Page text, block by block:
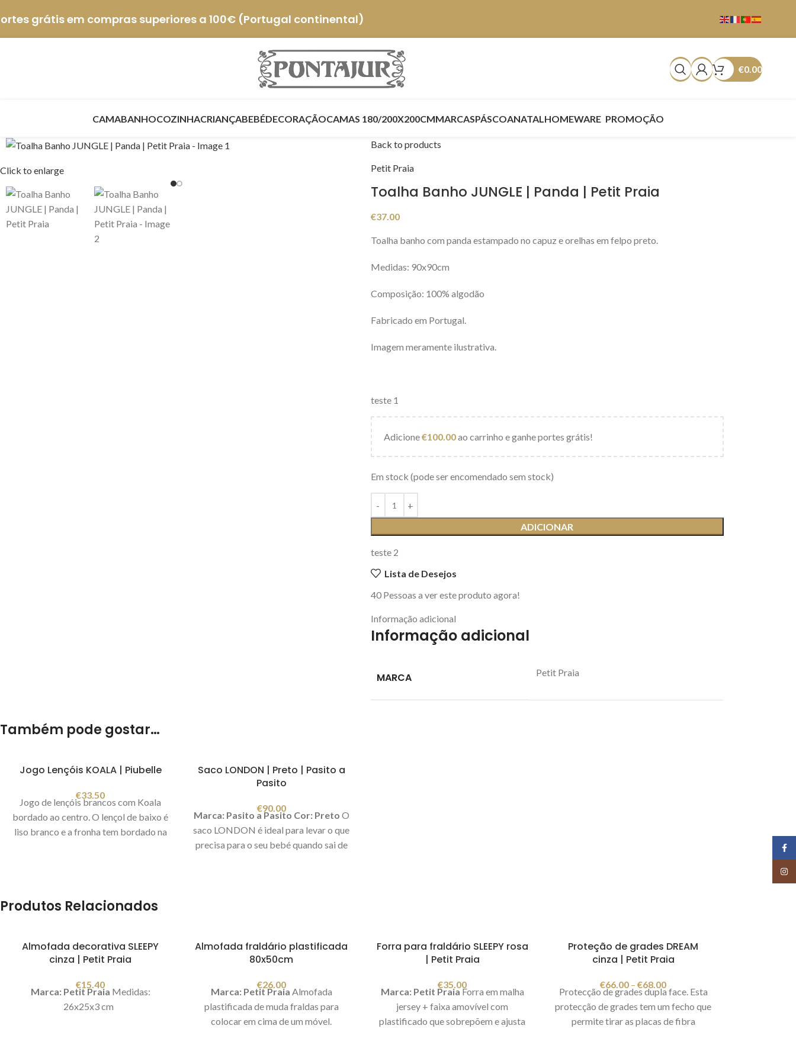
grátis em compras superiores a 100€ (Portugal continental)
€0.00
CAMABANHOCOZINHACRIANÇABEBÉDECORAÇÃOCAMAS 180/200X200CMMARCASPÁSCOANATAL HOMEWARE PROMOÇÃO
Click to enlarge
Back to products
Petit Praia
Toalha Banho JUNGLE | Panda | Petit Praia
€37.00
Toalha banho com panda estampado no capuz e orelhas em felpo preto.
Medidas: 90x90cm
Composição: 100% algodão
Fabricado em Portugal.
Imagem meramente ilustrativa.
teste 1
Adicione€100.00ao carrinho e ganhe portes grátis!
Em stock (pode ser encomendado sem stock)
ADICIONAR
teste 2
Lista de Desejos
40 Pessoas a ver este produto agora!
Informação adicional
Informação adicional
MARCA Petit Praia
Também pode gostar…
Jogo Lençóis KOALA | Piubelle
€33.50
Jogo de lençóis brancos com Koala
bordado ao centro. O lençol de baixo é
liso branco e a fronha tem bordado na
1 Lençol de cima 110x175cm
A segurança da nossa roupa de cama é
assegurada pelo certificado Oeko-
Tex®, garantido que os nossos
produtos são seguros para a saúde das
suas crianças, não apresentando
Saco LONDON | Preto | Pasito a
Pasito
€90.00
Marca: Pasito a Pasito Cor: Preto O
saco LONDON é ideal para levar o que
precisa para o seu bebé quando sai de
Inclui um muda fraldas. Medidas:
38x28x16cm
Produtos Relacionados
Almofada decorativa SLEEPY
cinza | Petit Praia
€15.40
Marca: Petit Praia Medidas:
26x25x3 cm
Almofada fraldário plastificada
80x50cm
€26.00
Marca: Petit Praia Almofada
plastificada de muda fraldas para
colocar em cima de um móvel.
Forra para fraldário SLEEPY rosa
| Petit Praia
€35.00
Marca: Petit PraiaForra em malha
jersey + faixa amovível com
plastificado que sobrepõem e ajusta
Proteção de grades DREAM
cinza | Petit Praia
€66.00 – €68.00
Protecção de grades dupla face. Esta
protecção de grades tem um fecho que
permite tirar as placas de fibra